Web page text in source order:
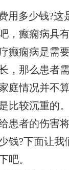
用多少钱?这
，癫痫病具
癫痫病是需
，那么患者
庭情况并不
比较沉重的
患者的伤害
钱?下面让我
吧。